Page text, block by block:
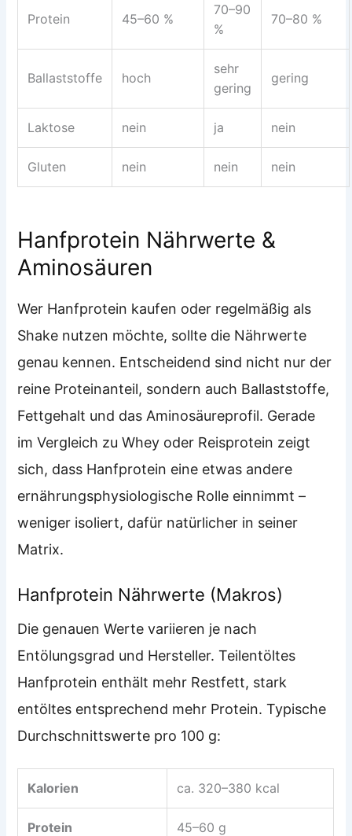
Protein 45–60 %
70–90
%
70–80 %
Ballaststoffe hoch
sehr
gering
gering
Laktose nein ja nein
Gluten nein nein nein
Hanfprotein Nährwerte &
Aminosäuren
Wer Hanfprotein kaufen oder regelmäßig als
Shake nutzen möchte, sollte die Nährwerte
genau kennen. Entscheidend sind nicht nur der
reine Proteinanteil, sondern auch Ballaststoffe,
Fettgehalt und das Aminosäureprofil. Gerade
im Vergleich zu Whey oder Reisprotein zeigt
sich, dass Hanfprotein eine etwas andere
ernährungsphysiologische Rolle einnimmt –
weniger isoliert, dafür natürlicher in seiner
Matrix.
Hanfprotein Nährwerte (Makros)
Die genauen Werte variieren je nach
Entölungsgrad und Hersteller. Teilentöltes
Hanfprotein enthält mehr Restfett, stark
entöltes entsprechend mehr Protein. Typische
Durchschnittswerte pro 100 g:
Kalorien ca. 320–380 kcal
Protein 45–60 g